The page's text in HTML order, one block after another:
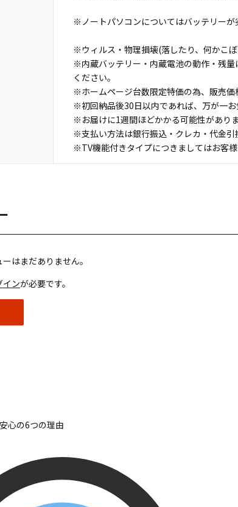
※ノートパソコンについてはバッテリーが
※ウィルス・物理損壊(落したり、何かこ
※内蔵バッテリー・内蔵電池の動作・残
ください。
※ホームページ台数限定特価の為、販売価
※初回納品後30日以内であれば、万が一
※お届けに1週間ほどかかる可能性がありま
※支払い方法は銀行振込・クレカ・代金引
※TV機能付きタイプにつきましてはお客
はまだありません。
インが必要です。
心の6つの理由